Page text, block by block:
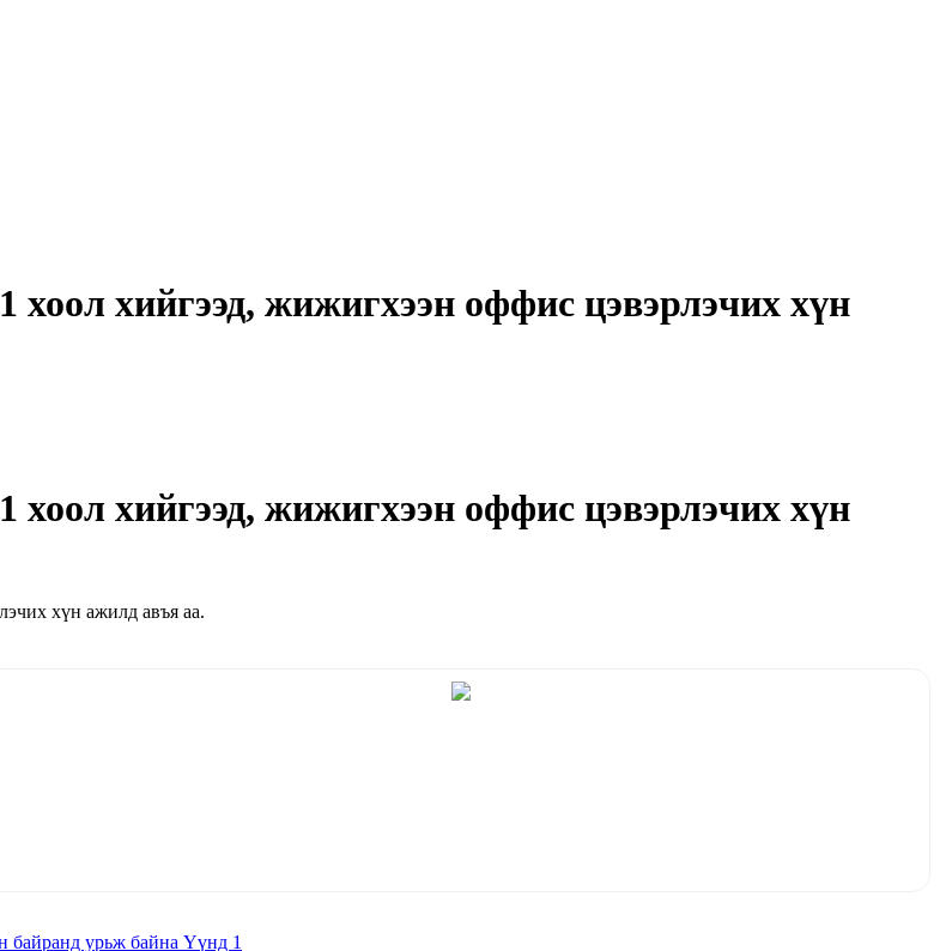
хийгээд, жижигхээн оффис цэвэрлэчих хүн
хийгээд, жижигхээн оффис цэвэрлэчих хүн
хүн ажилд авъя аа.